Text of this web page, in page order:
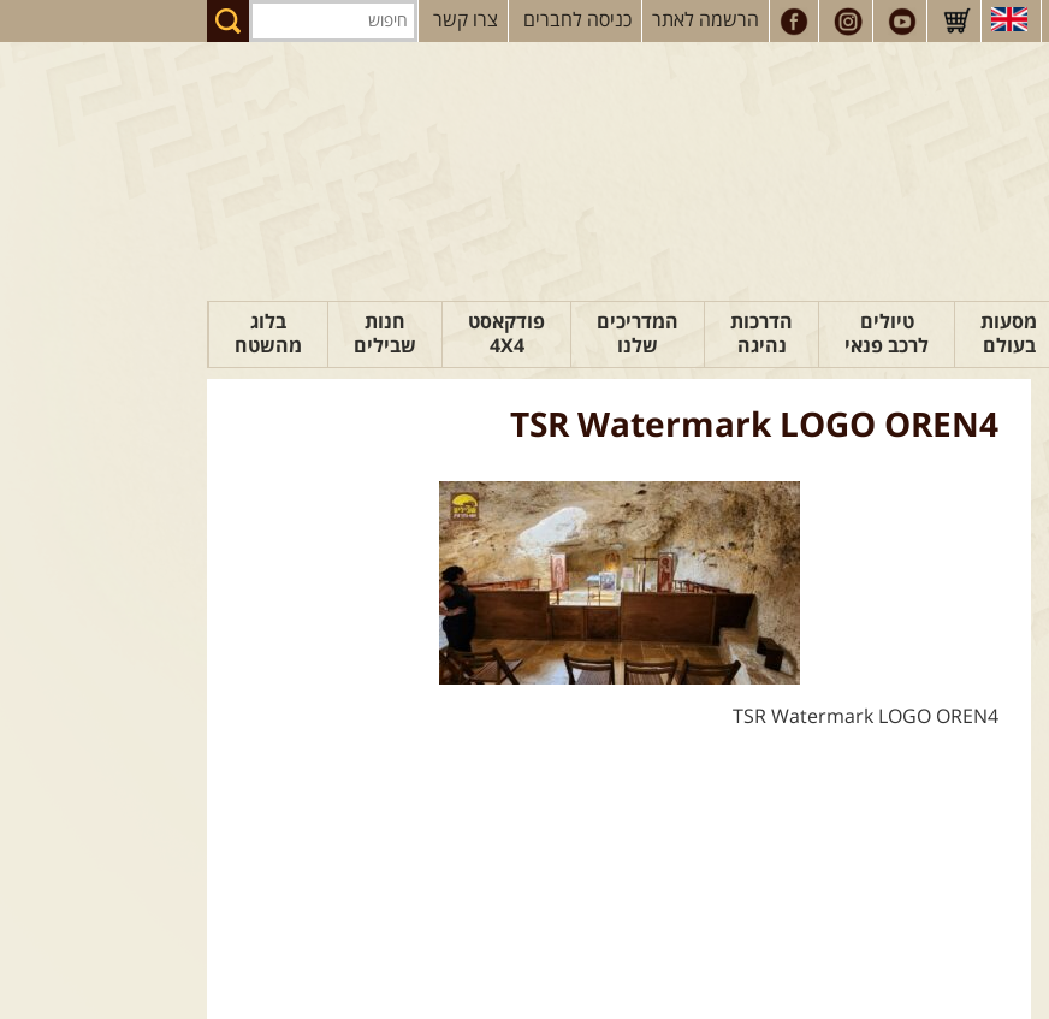
הרשמה לאתר כניסה לחברים צרו קשר
מסעות
בעולם
טיולים
לרכב פנאי
הדרכות
נהיגה
המדריכים
שלנו
פודקאסט
4X4
חנות
שבילים
בלוג
מהשטח
TSR Watermark LOGO OREN4
TSR Watermark LOGO OREN4